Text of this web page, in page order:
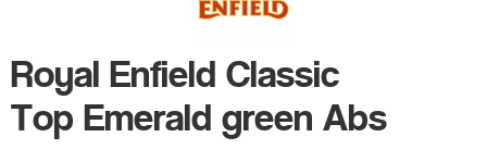
Royal Enfield Classic
Top Emerald green Abs